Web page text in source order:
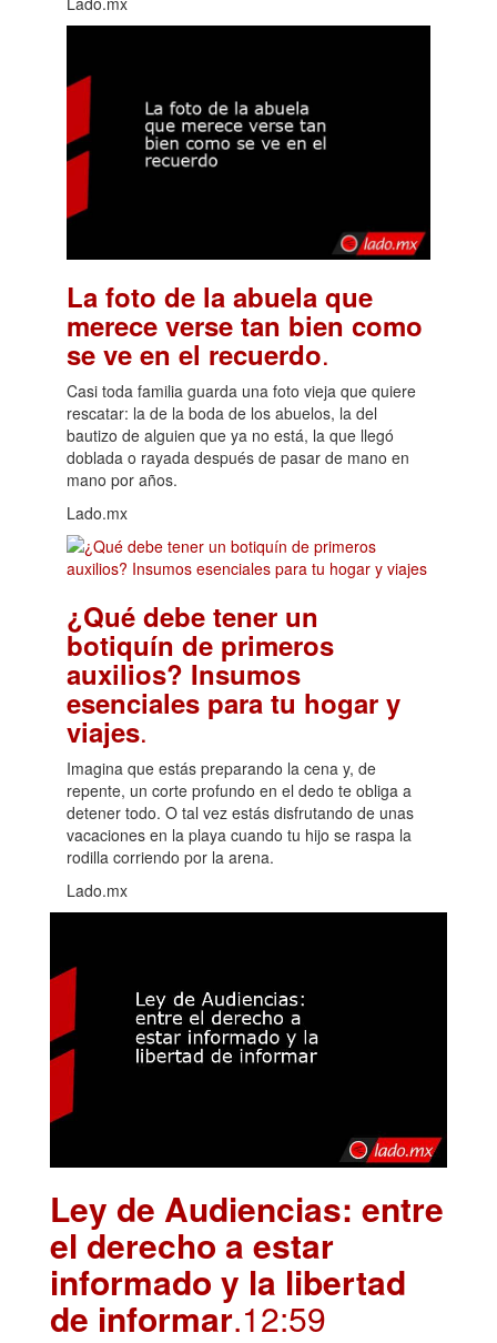
La foto de la abuela que
merece verse tan bien como
se ve en el recuerdo.
Casi toda familia guarda una foto vieja que quiere
rescatar: la de la boda de los abuelos, la del
bautizo de alguien que ya no está, la que llegó
doblada o rayada después de pasar de mano en
mano por años.
Lado.mx
¿Qué debe tener un
botiquín de primeros
auxilios? Insumos
esenciales para tu hogar y
viajes.
Imagina que estás preparando la cena y, de
repente, un corte profundo en el dedo te obliga a
detener todo. O tal vez estás disfrutando de unas
vacaciones en la playa cuando tu hijo se raspa la
rodilla corriendo por la arena.
Lado.mx
Ley de Audiencias: entre
el derecho a estar
informado y la libertad
de informar.12:59